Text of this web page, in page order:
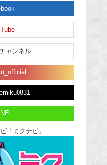
ャンネル
「ミクナビ」